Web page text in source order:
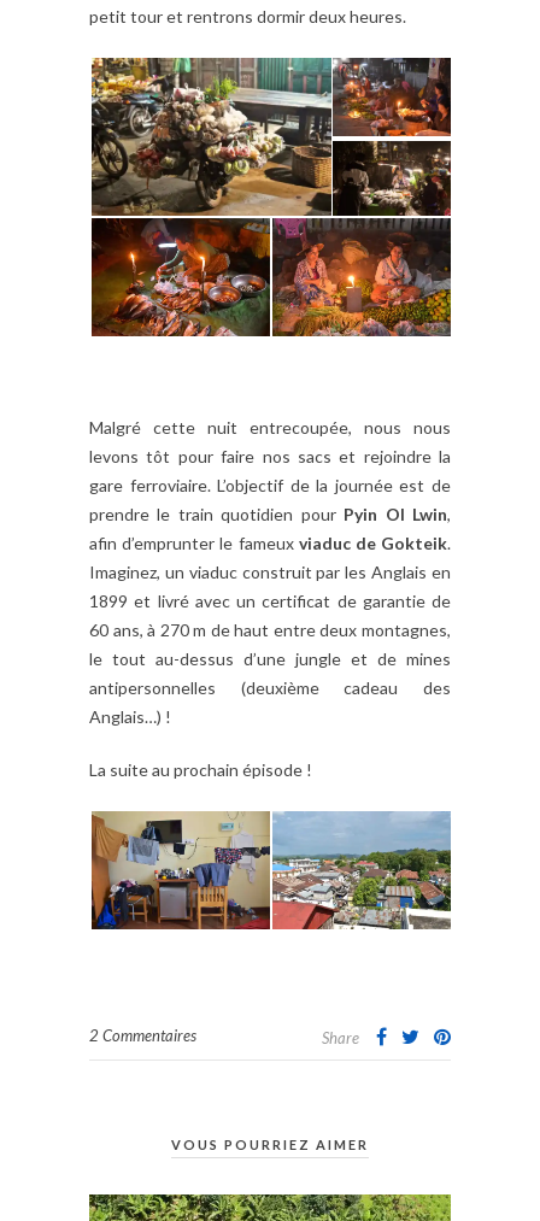
petit tour et rentrons dormir deux heures.
Malgré cette nuit entrecoupée, nous nous
levons tôt pour faire nos sacs et rejoindre la
gare ferroviaire. L’objectif de la journée est de
prendre le train quotidien pour Pyin Ol Lwin,
afin d’emprunter le fameux viaduc de Gokteik.
Imaginez, un viaduc construit par les Anglais en
1899 et livré avec un certificat de garantie de
60 ans, à 270 m de haut entre deux montagnes,
le tout au-dessus d’une jungle et de mines
antipersonnelles (deuxième cadeau des
Anglais…) !
La suite au prochain épisode !
2 Commentaires Share
VOUS POURRIEZ AIMER